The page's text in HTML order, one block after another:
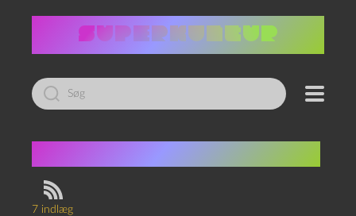
Led
efter:
7 indlæg